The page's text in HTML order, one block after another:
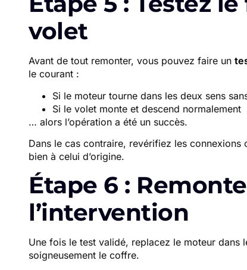
volet
Avant de tout remonter, vous pouvez faire un
le courant :
Si le moteur tourne dans les deux sens
Si le volet monte et descend normalement
… alors l’opération a été un succès.
Dans le cas contraire, revérifiez les
bien à celui d’origine.
Étape 6 :
l’intervention
Une fois le test validé, replacez le moteur
soigneusement le coffre.